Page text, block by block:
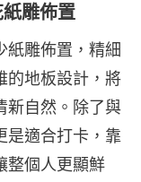
雕佈置
紙雕佈置，精細
的地板設計，將
新自然。除了與
是適合打卡，靠
整個人更顯鮮